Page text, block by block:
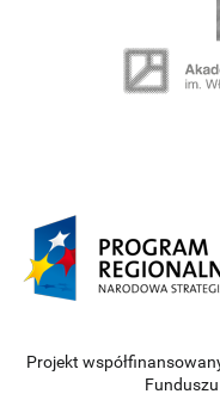
Projekt